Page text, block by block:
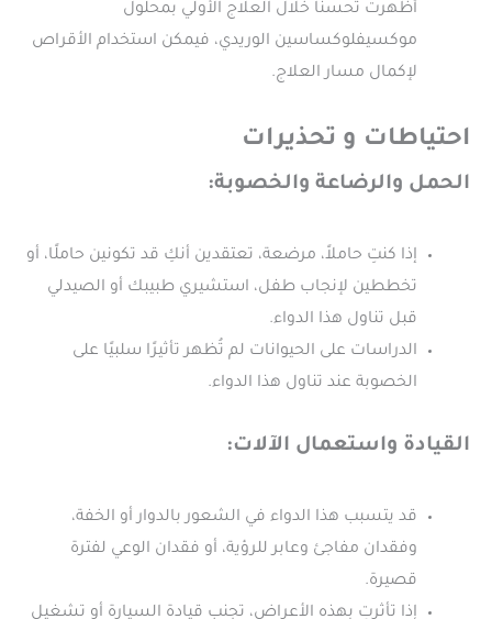
أظهرت تحسنًا خلال العلاج الأولي بمحلول
موكسيفلوكساسين الوريدي، فيمكن استخدام الأقراص
لإكمال مسار العلاج.
احتياطات و تحذيرات
الحمل والرضاعة والخصوبة:
إذا كنتِ حاملاً، مرضعة، تعتقدين أنكِ قد تكونين حاملًا، أو
تخططين لإنجاب طفل، استشيري طبيبك أو الصيدلي
قبل تناول هذا الدواء.
الدراسات على الحيوانات لم تُظهر تأثيرًا سلبيًا على
الخصوبة عند تناول هذا الدواء.
القيادة واستعمال الآلات:
قد يتسبب هذا الدواء في الشعور بالدوار أو الخفة،
وفقدان مفاجئ وعابر للرؤية، أو فقدان الوعي لفترة
قصيرة.
إذا تأثرتِ بهذه الأعراض، تجنب قيادة السيارة أو تشغيل